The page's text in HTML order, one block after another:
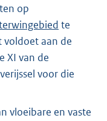
op
te
voldoet aan de
XI van de
voor die
vloeibare en vaste